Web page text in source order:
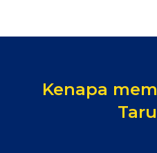
Kenapa